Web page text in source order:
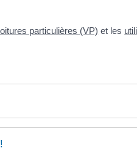
particulières (VP) et les